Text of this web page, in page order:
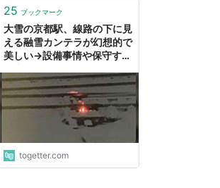
25 ブックマーク
大雪の京都駅、線路の下に見
える融雪カンテラが幻想的で
美しい→設備事情や保守する
togetter.com